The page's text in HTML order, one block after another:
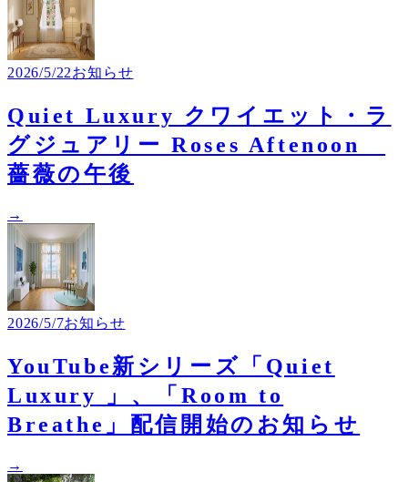
2026/5/22お知らせ
Quiet Luxury クワイエット・ラ
グジュアリー Roses Aftenoon
薔薇の午後
→
2026/5/7お知らせ
YouTube新シリーズ「Quiet
Luxury 」、「Room to
Breathe」配信開始のお知らせ
→